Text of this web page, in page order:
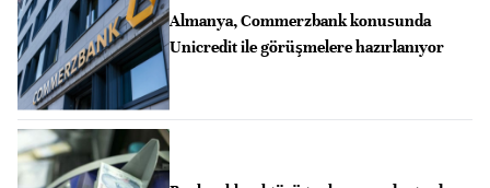
Almanya, Commerzbank konusunda
Unicredit ile görüşmelere hazırlanıyor